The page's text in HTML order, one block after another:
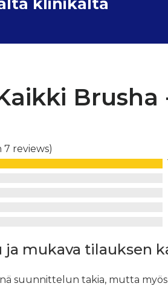
7 reviews)
mukava tilauksen
suunnittelun takia, mutta